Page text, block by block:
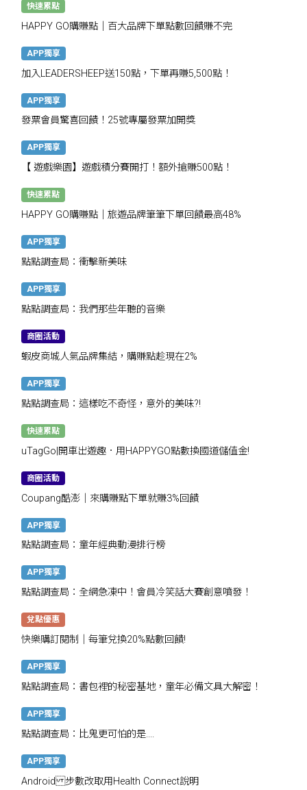
快速累點
HAPPY GO購賺點｜百大品牌下單點數回饋賺不完
APP獨享
加入LEADERSHEEP送150點，下單再賺5,500點！
APP獨享
發票會員驚喜回饋！25號專屬發票加開獎
APP獨享
【 遊戲樂園】遊戲積分賽開打！額外搶賺500點！
快速累點
HAPPY GO購賺點｜旅遊品牌筆筆下單回饋最高48%
APP獨享
點點調查局：衝擊新美味
APP獨享
點點調查局：我們那些年聽的音樂
商圈活動
蝦皮商城人氣品牌集結，購賺點趁現在2%
APP獨享
點點調查局：這樣吃不奇怪，意外的美味?!
快速累點
uTagGo|開車出遊趣．用HAPPYGO點數換國道儲值金!
商圈活動
Coupang酷澎｜來購賺點下單就賺3%回饋
APP獨享
點點調查局：童年經典動漫排行榜
APP獨享
點點調查局：全網急凍中！會員冷笑話大賽創意噴發！
兌點優惠
快樂購訂閱制｜每筆兌換20%點數回饋!
APP獨享
點點調查局：書包裡的秘密基地，童年必備文具大解密！
APP獨享
點點調查局：比鬼更可怕的是....
APP獨享
Android 步數改取用Health Connect說明